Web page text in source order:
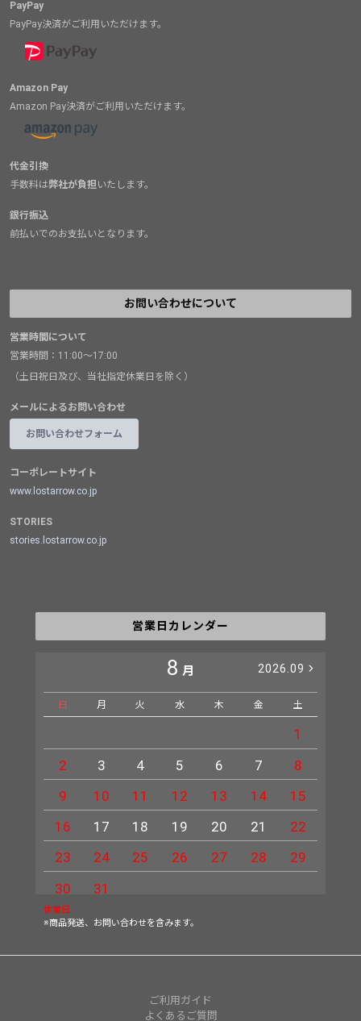
PayPay
PayPay決済がご利用いただけます。
Amazon Pay
Amazon Pay決済がご利用いただけます。
代金引換
手数料は弊社が負担いたします。
銀行振込
前払いでのお支払いとなります。
お問い合わせについて
営業時間について
営業時間：11:00～17:00
（土日祝日及び、当社指定休業日を除く）
メールによるお問い合わせ
お問い合わせフォーム
コーポレートサイト
www.lostarrow.co.jp
STORIES
stories.lostarrow.co.jp
営業日カレンダー
8 月 2026.09
日 月 火 水 木 金 土
1
2
3 4 5 6 7
8
9
10 11 12 13 14
15
16
17 18 19 20 21
22
23
24 25 26 27 28
29
30
31
休業日
※商品発送、お問い合わせを含みます。
ご利用ガイド
よくあるご質問